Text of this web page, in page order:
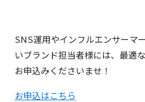
SNS運用やインフルエンサーマ
いブランド担当者様には、最適
お申込みくださいませ！
お申込はこちら